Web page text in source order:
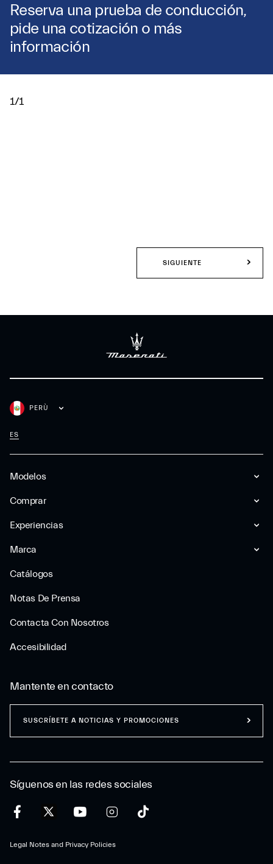
Reserva una prueba de conducción,
pide una cotización o más
información
1/1
SIGUIENTE
Modelos
Comprar
Experiencias
Marca
Catálogos
Notas De Prensa
Contacta Con Nosotros
Accesibilidad
PERÙ
ES
Síguenos en las redes sociales
Legal Notes and Privacy Policies
Mantente en contacto
SUSCRÍBETE A NOTICIAS Y PROMOCIONES